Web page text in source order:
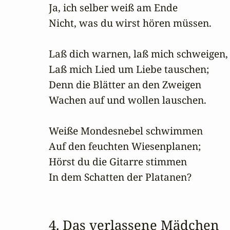
Ja, ich selber weiß am Ende
Nicht, was du wirst hören müssen.
Laß dich warnen, laß mich schweigen,
Laß mich Lied um Liebe tauschen;
Denn die Blätter an den Zweigen
Wachen auf und wollen lauschen.
Weiße Mondesnebel schwimmen
Auf den feuchten Wiesenplanen;
Hörst du die Gitarre stimmen
In dem Schatten der Platanen?
4. Das verlassene Mädchen